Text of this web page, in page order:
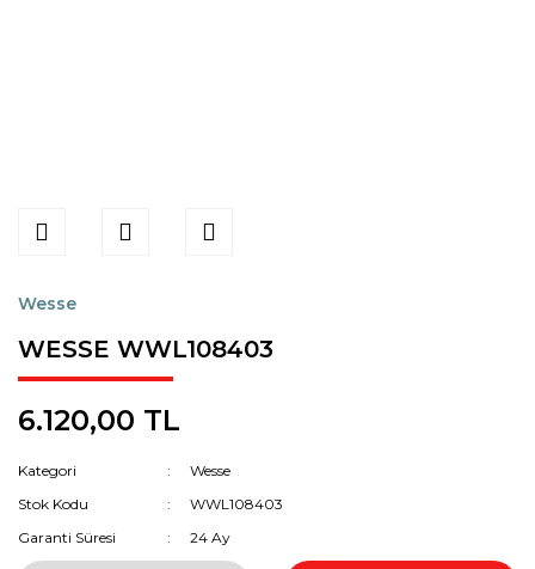
Wesse
WESSE WWL108403
6.120,00 TL
Kategori
Wesse
Stok Kodu
WWL108403
Garanti Süresi
24 Ay